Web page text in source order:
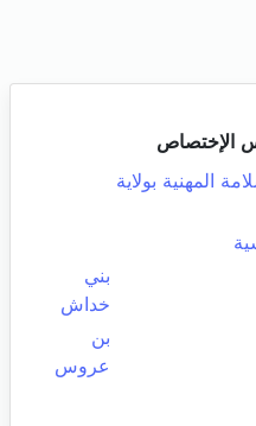
الإختصاص
المهنية بولاية
بني
خداش
بن
عروس